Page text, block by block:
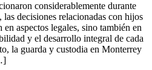
considerablemente durante
decisiones relacionadas con hijos
aspectos legales, sino también en
y el desarrollo integral de cada
la guarda y custodia en Monterrey